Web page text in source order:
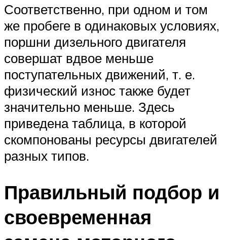
Соответственно, при одном и том
же пробеге в одинаковых условиях,
поршни дизельного двигателя
совершат вдвое меньше
поступательных движений, т. е.
физический износ также будет
значительно меньше. Здесь
приведена таблица, в которой
скомпонованы ресурсы двигателей
разных типов.
Правильный подбор и
своевременная